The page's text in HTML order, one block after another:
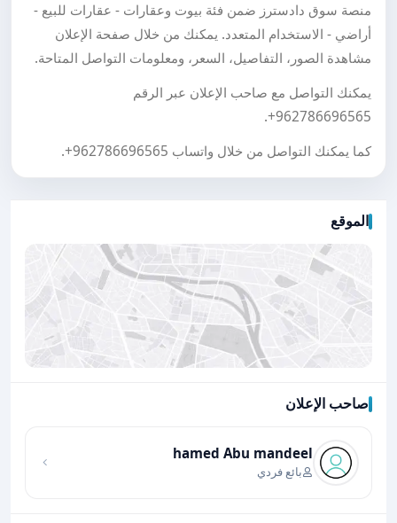
منصة سوق دادسترز ضمن فئة بيوت وعقارات - عقارات للبيع -
أراضي - الاستخدام المتعدد. يمكنك من خلال صفحة الإعلان
مشاهدة الصور، التفاصيل، السعر، ومعلومات التواصل المتاحة.
يمكنك التواصل مع صاحب الإعلان عبر الرقم
+962786696565
.
كما يمكنك التواصل من خلال واتساب +962786696565
.
الموقع
صاحب الإعلان
hamed Abu mandeel
بائع فردي